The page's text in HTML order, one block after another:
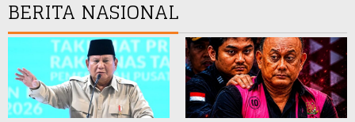
BERITA NASIONAL